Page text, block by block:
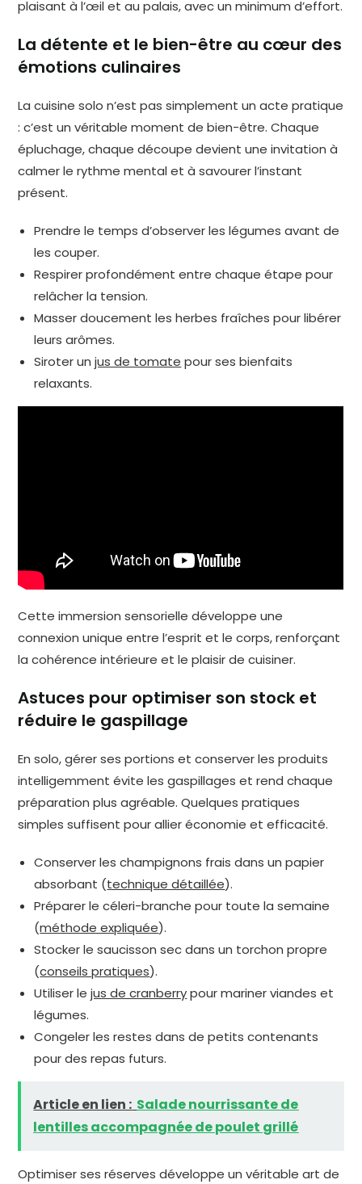
plaisant à l’œil et au palais, avec un minimum d’effort.
La détente et le bien-être au cœur des
émotions culinaires
La cuisine solo n’est pas simplement un acte pratique
: c’est un véritable moment de bien-être. Chaque
épluchage, chaque découpe devient une invitation à
calmer le rythme mental et à savourer l’instant
présent.
Prendre le temps d’observer les légumes avant de
les couper.
Respirer profondément entre chaque étape pour
relâcher la tension.
Masser doucement les herbes fraîches pour libérer
leurs arômes.
Siroter unjus de tomate pour ses bienfaits
relaxants.
Cette immersion sensorielle développe une
connexion unique entre l’esprit et le corps, renforçant
la cohérence intérieure et le plaisir de cuisiner.
Astuces pour optimiser son stock et
réduire le gaspillage
En solo, gérer ses portions et conserver les produits
intelligemment évite les gaspillages et rend chaque
préparation plus agréable. Quelques pratiques
simples suffisent pour allier économie et efficacité.
Conserver les champignons frais dans un papier
absorbant (technique détaillée).
Préparer le céleri-branche pour toute la semaine
(méthode expliquée).
Stocker le saucisson sec dans un torchon propre
(conseils pratiques).
Utiliser lejus de cranberrypour mariner viandes et
légumes.
Congeler les restes dans de petits contenants
pour des repas futurs.
Article en lien : Salade nourrissante de
lentilles accompagnée de poulet grillé
Optimiser ses réserves développe un véritable art de